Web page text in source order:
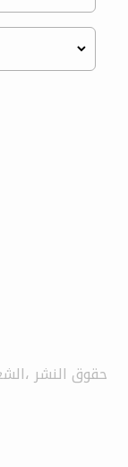
حقوق النشر